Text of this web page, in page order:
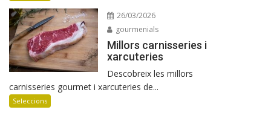
26/03/2026
gourmenials
Millors carnisseries i
xarcuteries
Descobreix les millors
carnisseries gourmet i xarcuteries de...
Seleccions